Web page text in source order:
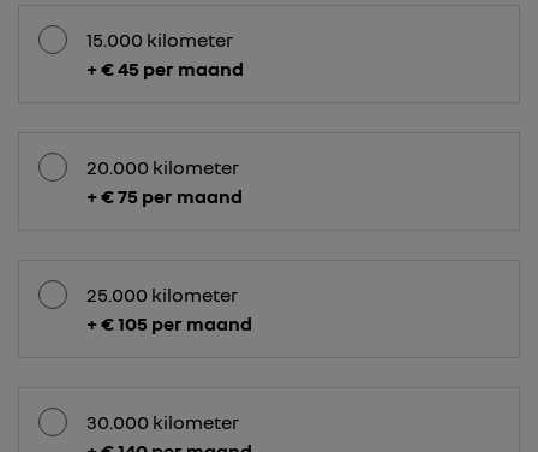
15.000 kilometer
+ € 45 per maand
20.000 kilometer
+ € 75 per maand
25.000 kilometer
+ € 105 per maand
30.000 kilometer